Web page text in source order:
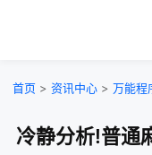
首页 > 资讯中心 > 万能程
冷静分析!普通